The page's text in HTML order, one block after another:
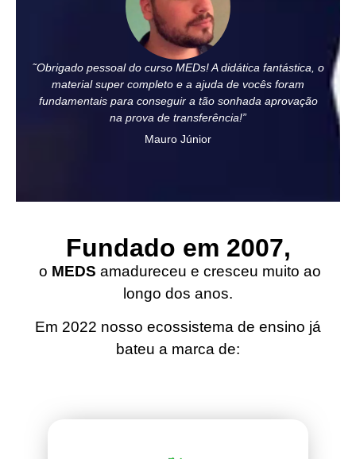
˜Obrigado pessoal do curso MEDs! A didática fantástica, o
material super completo e a ajuda de vocês foram
fundamentais para conseguir a tão sonhada aprovação
na prova de transferência!”
Mauro Júnior
Fundado em 2007,
o MEDS amadureceu e cresceu muito ao
longo dos anos.
Em 2022 nosso ecossistema de ensino já
bateu a marca de: